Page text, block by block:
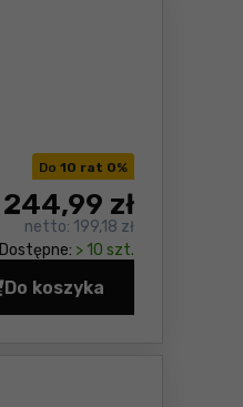
Do 10 rat 0%
244,99 zł
netto: 199,18 zł
Dostępne: > 10 szt.
Do koszyka
Dalmierz laserowy